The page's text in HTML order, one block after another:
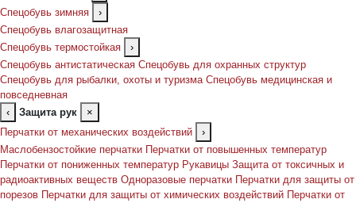
Спецобувь зимняя
›
Спецобувь влагозащитная
Спецобувь термостойкая
›
Спецобувь антистатическая Спецобувь для охранных структур
Спецобувь для рыбалки, охоты и туризма Спецобувь медицинская и
повседневная
‹
Защита рук
×
Перчатки от механических воздействий
›
Маслобензостойкие перчатки Перчатки от повышенных температур
Перчатки от пониженных температур Рукавицы Защита от токсичных и
радиоактивных веществ Одноразовые перчатки Перчатки для защиты от
порезов Перчатки для защиты от химических воздействий Перчатки от